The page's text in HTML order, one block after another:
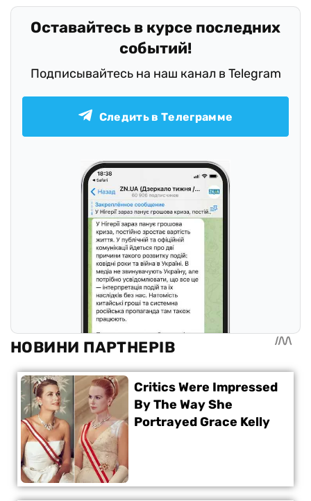
Оставайтесь в курсе последних
событий!
Подписывайтесь на наш канал в Telegram
Следить в Телеграмме